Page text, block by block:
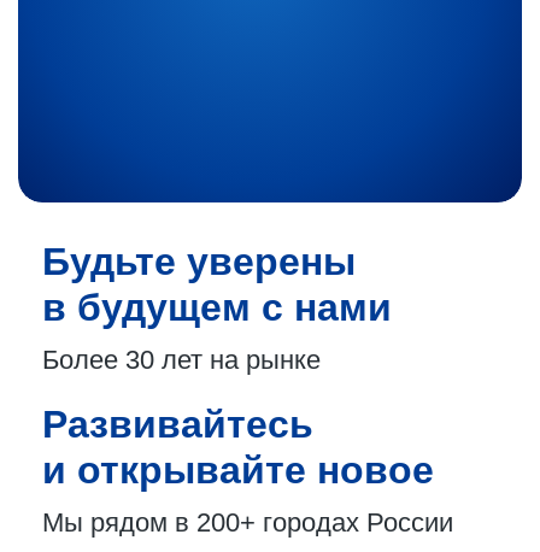
Будьте уверены
в будущем с нами
Более 30 лет на рынке
Развивайтесь
и открывайте новое
Мы рядом в 200+ городах России